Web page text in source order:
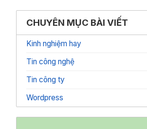
CHUYÊN MỤC BÀI VIẾT
Kinh nghiệm hay
Tin công nghệ
Tin công ty
Wordpress